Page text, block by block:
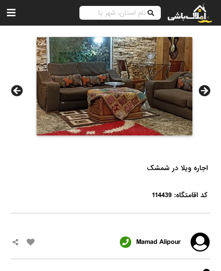
اجاره ویلا در شمشک
کد اقامتگاه: 114439